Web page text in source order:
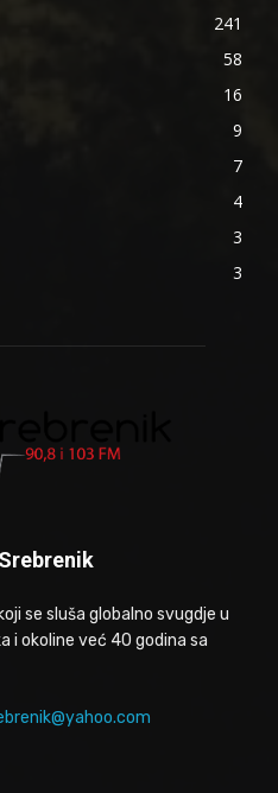
241
58
16
9
7
4
3
3
se sluša globalno svugdje u
i okoline već 40 godina sa